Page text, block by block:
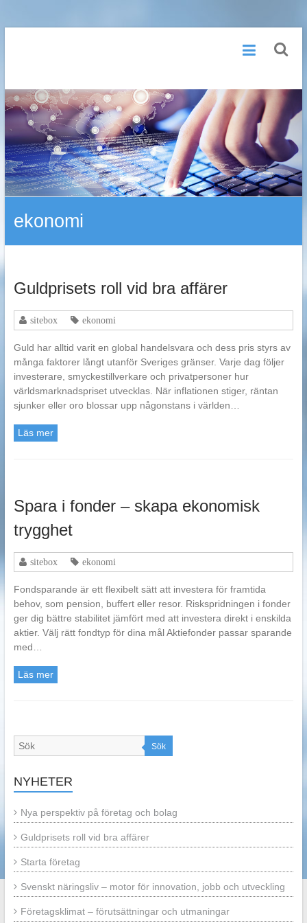
webben
ekonomi
Guldprisets roll vid bra affärer
sitebox ekonomi
Guld har alltid varit en global handelsvara och dess pris styrs av
många faktorer långt utanför Sveriges gränser. Varje dag följer
investerare, smyckestillverkare och privatpersoner hur
världsmarknadspriset utvecklas. När inflationen stiger, räntan
sjunker eller oro blossar upp någonstans i världen…
Läs mer
Spara i fonder – skapa ekonomisk
trygghet
sitebox ekonomi
Fondsparande är ett flexibelt sätt att investera för framtida
behov, som pension, buffert eller resor. Riskspridningen i fonder
ger dig bättre stabilitet jämfört med att investera direkt i enskilda
aktier. Välj rätt fondtyp för dina mål Aktiefonder passar sparande
med…
Läs mer
Sök
NYHETER
Nya perspektiv på företag och bolag
Guldprisets roll vid bra affärer
Starta företag
Svenskt näringsliv – motor för innovation, jobb och utveckling
Företagsklimat – förutsättningar och utmaningar